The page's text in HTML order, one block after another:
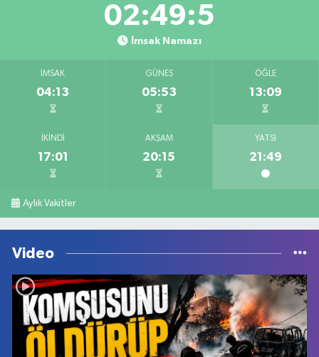
02:49:5
İmsak Namazı
İMSAK
04:13
GÜNEŞ
05:53
ÖĞLE
13:09
İKINDI
17:01
AKŞAM
20:15
YATSI
21:49
Aylık Vakitler
Video